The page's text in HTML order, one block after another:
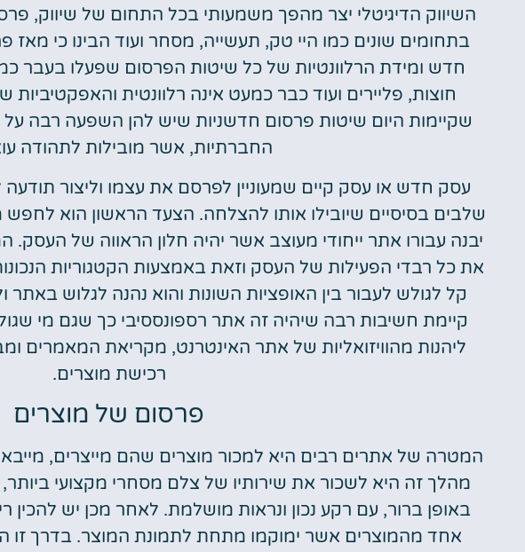
השיווק הדיגיטלי יצר מהפך משמעותי בכל התחום של שיווק,
בתחומים שונים כמו היי טק, תעשייה, מסחר ועוד הבינו כי מאז
חדש ומידת הרלוונטיות של כל שיטות הפרסום שפעלו בעבר
חוצות, פליירים ועוד כבר כמעט אינה רלוונטית
שקיימות היום שיטות פרסום חדשניות שיש להן השפעה רבה על
החברתיות, אשר מובילות לתהודה
עסק חדש או עסק קיים שמעוניין לפרסם את עצמו וליצור
שלבים בסיסיים שיובילו אותו להצלחה. הצעד הראשון הוא
יבנה עבורו אתר ייחודי מעוצב אשר יהיה חלון הראווה של
את כל רבדי הפעילות של העסק וזאת באמצעות הקטגוריות
קל לגולש לעבור בין האופציות השונות והוא נהנה לגלוש
קיימת חשיבות רבה שיהיה זה אתר רספונססיבי כך שגם מי
ליהנות מהוויזואליות של אתר האינטרנט, מקריאת המאמרים
רכישת מוצרים.
פרסום של מוצרים
המטרה של אתרים רבים היא למכור מוצרים שהם מייצרים,
מהלך זה היא לשכור את שירותיו של צלם מסחרי מקצועי
באופן ברור, עם רקע נכון ונראות מושלמת. לאחר מכן יש להכין
אחד מהמוצרים אשר ימוקמו מתחת לתמונת המוצר. בדרך זו